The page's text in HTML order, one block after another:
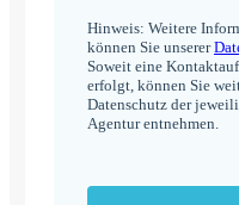
Hinweis: Weitere
können Sie unserer
Soweit eine
erfolgt, können Sie
Datenschutz der
Agentur entnehmen.